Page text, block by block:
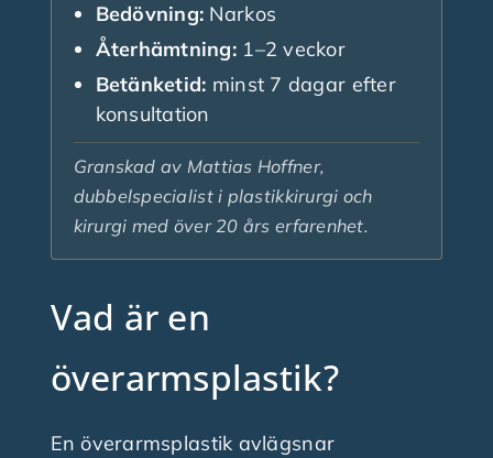
Bedövning: Narkos
Återhämtning: 1–2 veckor
Betänketid: minst 7 dagar efter
konsultation
Granskad av Mattias Hoffner,
dubbelspecialist i plastikkirurgi och
kirurgi med över 20 års erfarenhet.
Vad är en
överarmsplastik?
En överarmsplastik avlägsnar